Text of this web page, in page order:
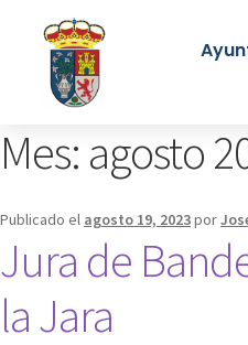
Mes: agosto
Publicado el agosto 19, 2023por
Jura de
la Jara